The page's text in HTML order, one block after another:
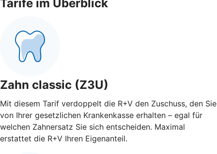
Tarife im Überblick
Zahn classic (Z3U)
Mit diesem Tarif verdoppelt die R+V den Zuschuss, den Sie
von Ihrer gesetzlichen Krankenkasse erhalten – egal für
welchen Zahnersatz Sie sich entscheiden. Maximal
erstattet die R+V Ihren Eigenanteil.